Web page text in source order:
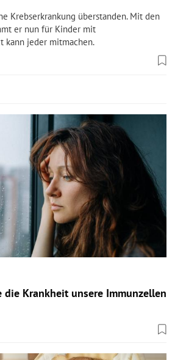
Krebserkrankung überstanden. Mit den
er nun für Kinder mit
kann jeder mitmachen.
die Krankheit unsere Immunzellen